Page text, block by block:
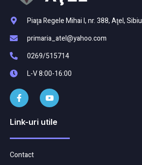
Piaţa Regele Mihai I, nr. 388, Aţel, Sibiu
primaria_atel@yahoo.com
0269/515714
L-V 8:00-16:00
Link-uri utile
Contact